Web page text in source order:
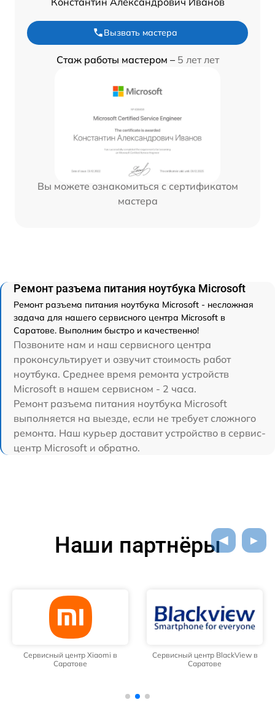
Вызвать мастера
Стаж работы мастером – 5 лет лет
Вы можете ознакомиться с сертификатом
мастера
Ремонт разъема питания ноутбука Microsoft
Ремонт разъема питания ноутбука Microsoft - несложная
задача для нашего сервисного центра Microsoft в
Саратове. Выполним быстро и качественно!
Позвоните нам и наш сервисного центра
проконсультирует и озвучит стоимость работ
ноутбука. Среднее время ремонта устройств
Microsoft в нашем сервисном - 2 часа.
Ремонт разъема питания ноутбука Microsoft
выполняется на выезде, если не требует сложного
ремонта. Наш курьер доставит устройство в сервис-
центр Microsoft и обратно.
Наши партнёры
Сервисный центр Xiaomi в
Саратове
Сервисный центр BlackView в
Саратове